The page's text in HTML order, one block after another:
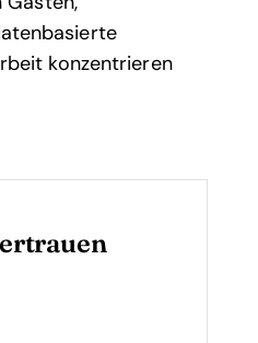
konzentrieren